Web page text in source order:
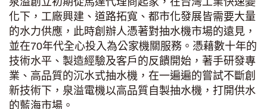
化下，工廠興建、道路拓寬、都市化發展皆需要大量
的水力供應，此時創辦人憑著對抽水機市場的遠見，
並在70年代全心投入為公家機關服務。憑藉數十年的
技術水平、製造經驗及客戶的反饋開始，著手研發專
業、高品質的沉水式抽水機，在一遍遍的嘗試不斷創
新技術下，泉溢電機以高品質自製抽水機，打開供水
的藍海市場。